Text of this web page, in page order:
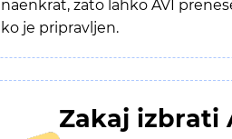
naenkrat, zato lahko AVI
ko je pripravljen.
Zakaj izbrati